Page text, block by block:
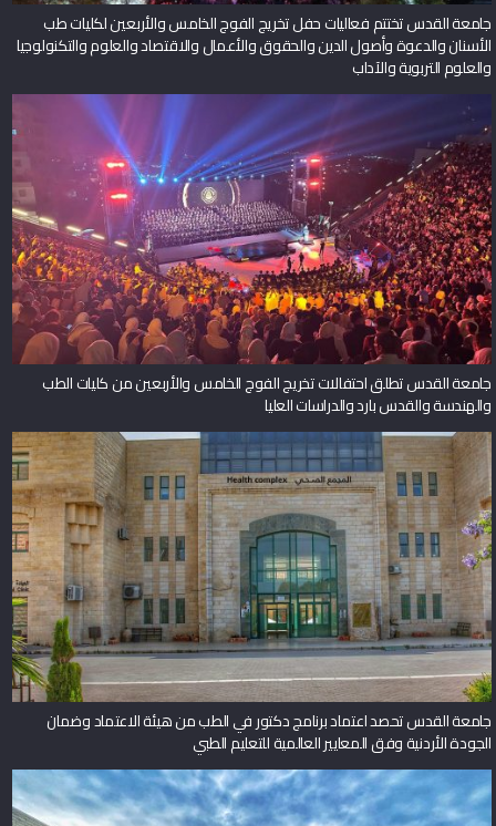
جامعة القدس تختتم فعاليات حفل تخريج الفوج الخامس والأربعين لكليات طب
الأسنان والدعوة وأصول الدين والحقوق والأعمال والاقتصاد والعلوم والتكنولوجيا
والعلوم التربوية والآداب
جامعة القدس تطلق احتفالات تخريج الفوج الخامس والأربعين من كليات الطب
والهندسة والقدس بارد والدراسات العليا
جامعة القدس تحصد اعتماد برنامج دكتور في الطب من هيئة الاعتماد وضمان
الجودة الأردنية وفق المعايير العالمية للتعليم الطبي